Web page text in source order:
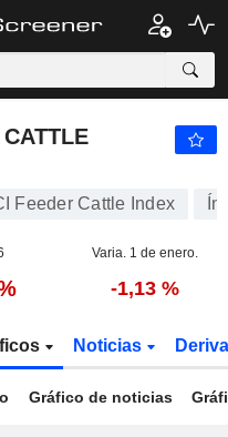
Feeder Cattle Index
Varia. 1 de enero.
-1,13 %
Noticias
Gráfico de noticias